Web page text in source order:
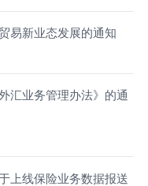
易新业态发展的通知
汇业务管理办法》的通
上线保险业务数据报送